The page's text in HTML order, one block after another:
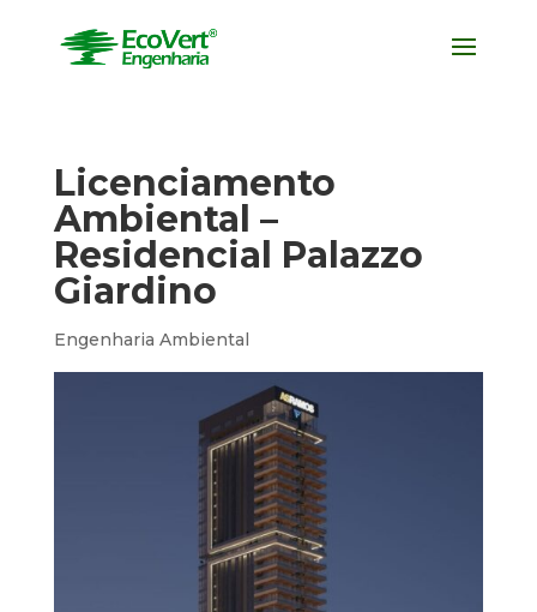
Licenciamento
Ambiental –
Residencial Palazzo
Giardino
Engenharia Ambiental